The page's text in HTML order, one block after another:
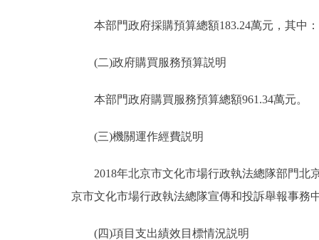
本部門政府採購預算總額183.24萬元，其中：
(二)政府購買服務預算説明
本部門政府購買服務預算總額961.34萬元。
(三)機關運作經費説明
2018年北京市文化市場行政執法總隊部門北
京市文化市場行政執法總隊宣傳和投訴舉報事務
(四)項目支出績效目標情況説明